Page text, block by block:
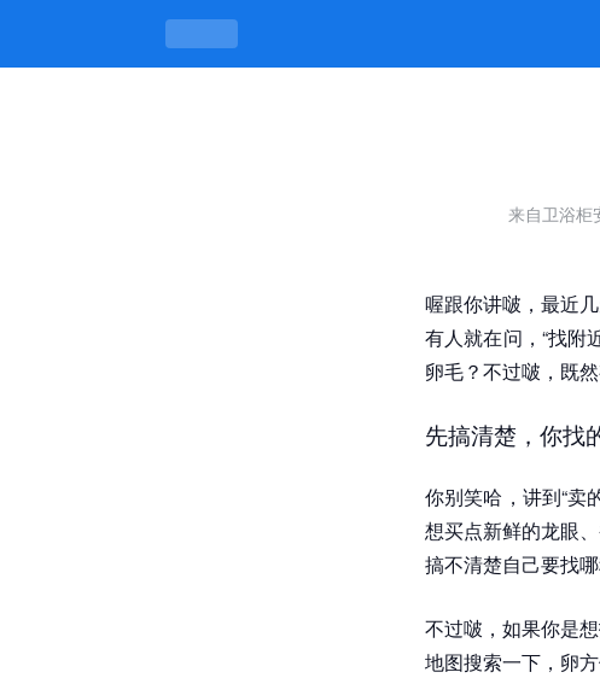
找附近卖的女的电话，哪里能找到靠谱
来自卫浴柜
喔跟你讲啵，最近
有人就在问，“找附
卵毛？不过啵，既
先搞清楚，你找
你别笑哈，讲到“卖
想买点新鲜的龙眼
搞不清楚自己要找
不过啵，如果你是
地图搜索一下，卵